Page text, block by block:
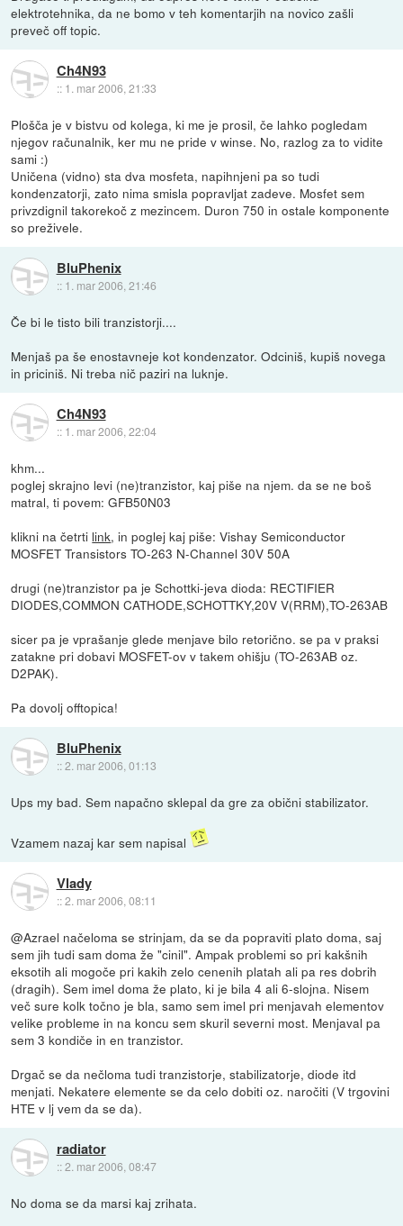
elektrotehnika, da ne bomo v teh komentarjih na novico zašli
preveč off topic.
Ch4N93
:: 1. mar 2006, 21:33
Plošča je v bistvu od kolega, ki me je prosil, če lahko pogledam
njegov računalnik, ker mu ne pride v winse. No, razlog za to vidite
sami :)
Uničena (vidno) sta dva mosfeta, napihnjeni pa so tudi
kondenzatorji, zato nima smisla popravljat zadeve. Mosfet sem
privzdignil takorekoč z mezincem. Duron 750 in ostale komponente
so preživele.
BluPhenix
:: 1. mar 2006, 21:46
Če bi le tisto bili tranzistorji....
Menjaš pa še enostavneje kot kondenzator. Odciniš, kupiš novega
in priciniš. Ni treba nič paziri na luknje.
Ch4N93
:: 1. mar 2006, 22:04
khm...
poglej skrajno levi (ne)tranzistor, kaj piše na njem. da se ne boš
matral, ti povem: GFB50N03
klikni na četrti link, in poglej kaj piše: Vishay Semiconductor
MOSFET Transistors TO-263 N-Channel 30V 50A
drugi (ne)tranzistor pa je Schottki-jeva dioda: RECTIFIER
DIODES,COMMON CATHODE,SCHOTTKY,20V V(RRM),TO-263AB
sicer pa je vprašanje glede menjave bilo retorično. se pa v praksi
zatakne pri dobavi MOSFET-ov v takem ohišju (TO-263AB oz.
D2PAK).
Pa dovolj offtopica!
BluPhenix
::2. mar 2006, 01:13
Ups my bad. Sem napačno sklepal da gre za obični stabilizator.
Vzamem nazaj kar sem napisal
Vlady
::2. mar 2006, 08:11
@Azrael načeloma se strinjam, da se da popraviti plato doma, saj
sem jih tudi sam doma že "cinil". Ampak problemi so pri kakšnih
eksotih ali mogoče pri kakih zelo cenenih platah ali pa res dobrih
(dragih). Sem imel doma že plato, ki je bila 4 ali 6-slojna. Nisem
več sure kolk točno je bla, samo sem imel pri menjavah elementov
velike probleme in na koncu sem skuril severni most. Menjaval pa
sem 3 kondiče in en tranzistor.
Drgač se da nečloma tudi tranzistorje, stabilizatorje, diode itd
menjati. Nekatere elemente se da celo dobiti oz. naročiti (V trgovini
HTE v lj vem da se da).
radiator
::2. mar 2006, 08:47
No doma se da marsi kaj zrihata.